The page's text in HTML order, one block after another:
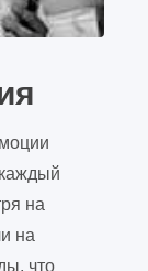
на
на
что